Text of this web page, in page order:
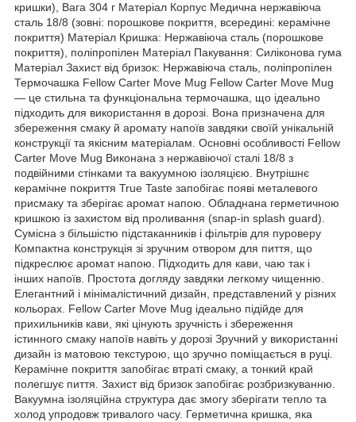
кришки), Вага 304 г Матеріал Корпус Медична нержавіюча
сталь 18/8 (зовні: порошкове покриття, всередині: керамічне
покриття) Матеріал Кришка: Нержавіюча сталь (порошкове
покриття), поліпропілен Матеріал Пакування: Силіконова гума
Матеріал Захист від бризок: Нержавіюча сталь, поліпропілен
Термочашка Fellow Carter Move Mug Fellow Carter Move Mug
— це стильна та функціональна термочашка, що ідеально
підходить для використання в дорозі. Вона призначена для
збереження смаку й аромату напоїв завдяки своїй унікальній
конструкції та якісним матеріалам. Основні особливості Fellow
Carter Move Mug Виконана з нержавіючої сталі 18/8 з
подвійними стінками та вакуумною ізоляцією. Внутрішнє
керамічне покриття True Taste запобігає появі металевого
присмаку та зберігає аромат напою. Обладнана герметичною
кришкою із захистом від проливання (snap-in splash guard).
Сумісна з більшістю підстаканників і фільтрів для пуроверу
Компактна конструкція зі зручним отвором для пиття, що
підкреслює аромат напою. Підходить для кави, чаю так і
інших напоїв. Простота догляду завдяки легкому чищенню.
Елегантний і мінімалістичний дизайн, представлений у різних
кольорах. Fellow Carter Move Mug ідеально підійде для
прихильників кави, які цінують зручність і збереження
істинного смаку напоїв навіть у дорозі Зручний у використанні
дизайн із матовою текстурою, що зручно поміщається в руці.
Керамічне покриття запобігає втраті смаку, а тонкий край
полегшує пиття. Захист від бризок запобігає розбризкуванню.
Вакуумна ізоляційна структура дає змогу зберігати тепло та
холод упродовж тривалого часу. Герметична кришка, яка